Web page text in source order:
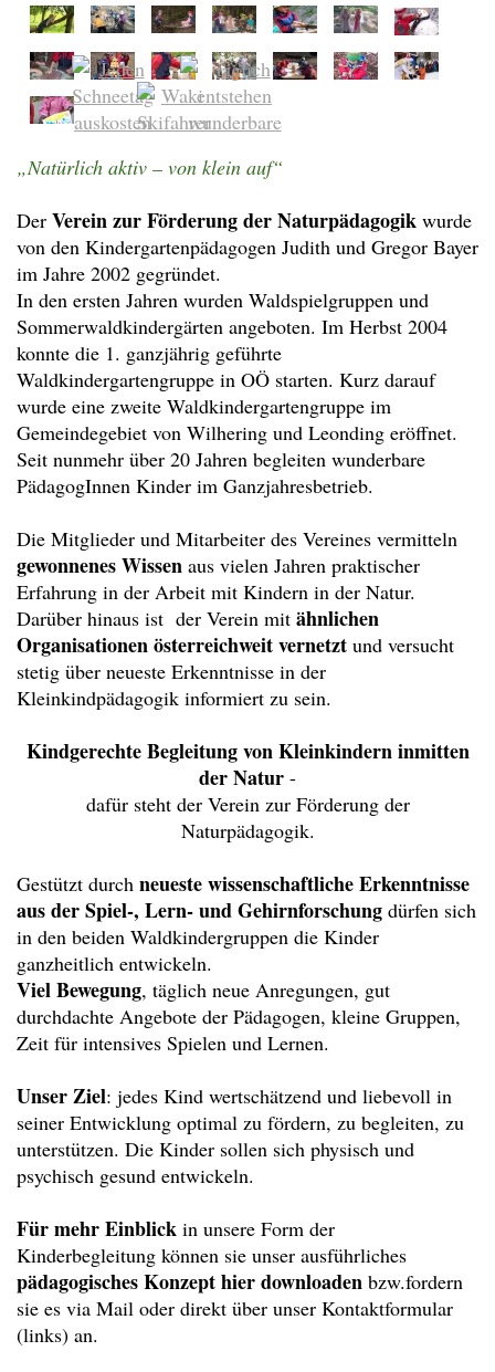
„Natürlich aktiv – von klein auf“
Der Verein zur Förderung der Naturpädagogik wurde
von den Kindergartenpädagogen Judith und Gregor Bayer
im Jahre 2002 gegründet.
In den ersten Jahren wurden Waldspielgruppen und
Sommerwaldkindergärten angeboten. Im Herbst 2004
konnte die 1. ganzjährig geführte
Waldkindergartengruppe in OÖ starten. Kurz darauf
wurde eine zweite Waldkindergartengruppe im
Gemeindegebiet von Wilhering und Leonding eröffnet.
Seit nunmehr über 20 Jahren begleiten wunderbare
PädagogInnen Kinder im Ganzjahresbetrieb.
Die Mitglieder und Mitarbeiter des Vereines vermitteln
gewonnenes Wissen aus vielen Jahren praktischer
Erfahrung in der Arbeit mit Kindern in der Natur.
Darüber hinaus ist der Verein mit ähnlichen
Organisationen österreichweit vernetzt und versucht
stetig über neueste Erkenntnisse in der
Kleinkindpädagogik informiert zu sein.
Kindgerechte Begleitung von Kleinkindern inmitten
der Natur -
dafür steht der Verein zur Förderung der
Naturpädagogik.
Gestützt durch neueste wissenschaftliche Erkenntnisse
aus der Spiel-, Lern- und Gehirnforschung dürfen sich
in den beiden Waldkindergruppen die Kinder
ganzheitlich entwickeln.
Viel Bewegung, täglich neue Anregungen, gut
durchdachte Angebote der Pädagogen, kleine Gruppen,
Zeit für intensives Spielen und Lernen.
Unser Ziel: jedes Kind wertschätzend und liebevoll in
seiner Entwicklung optimal zu fördern, zu begleiten, zu
unterstützen. Die Kinder sollen sich physisch und
psychisch gesund entwickeln.
Für mehr Einblick in unsere Form der
Kinderbegleitung können sie unser ausführliches
pädagogisches Konzept hier downloaden bzw.fordern
sie es via Mail oder direkt über unser Kontaktformular
(links) an.